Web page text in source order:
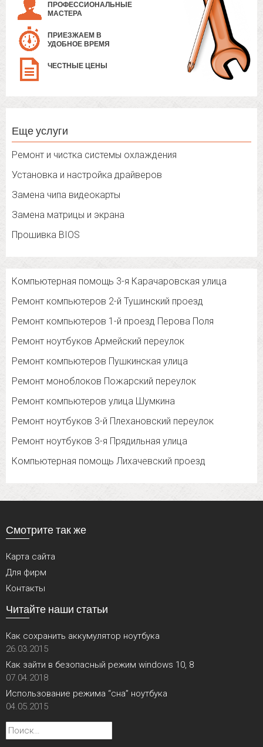
ПРОФЕССИОНАЛЬНЫЕ
МАСТЕРА
ПРИЕЗЖАЕМ В
УДОБНОЕ ВРЕМЯ
ЧЕСТНЫЕ ЦЕНЫ
Еще услуги
Ремонт и чистка системы охлаждения
Установка и настройка драйверов
Замена чипа видеокарты
Замена матрицы и экрана
Прошивка BIOS
Компьютерная помощь 3-я Карачаровская улица
Ремонт компьютеров 2-й Тушинский проезд
Ремонт компьютеров 1-й проезд Перова Поля
Ремонт ноутбуков Армейский переулок
Ремонт компьютеров Пушкинская улица
Ремонт моноблоков Пожарский переулок
Ремонт компьютеров улица Шумкина
Ремонт ноутбуков 3-й Плехановский переулок
Ремонт ноутбуков 3-я Прядильная улица
Компьютерная помощь Лихачевский проезд
Смотрите так же
Карта сайта
Для фирм
Контакты
Читайте наши статьи
Как сохранить аккумулятор ноутбука
26.03.2015
Как зайти в безопасный режим windows 10, 8
07.04.2018
Использование режима “сна” ноутбука
04.05.2015
Найти: